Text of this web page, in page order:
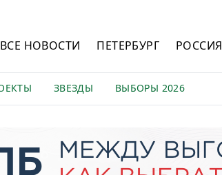
ВСЕ НОВОСТИ ПЕТЕРБУРГ РОССИЯ
ЗВЕЗДЫ ВЫБОРЫ 2026
7831000027